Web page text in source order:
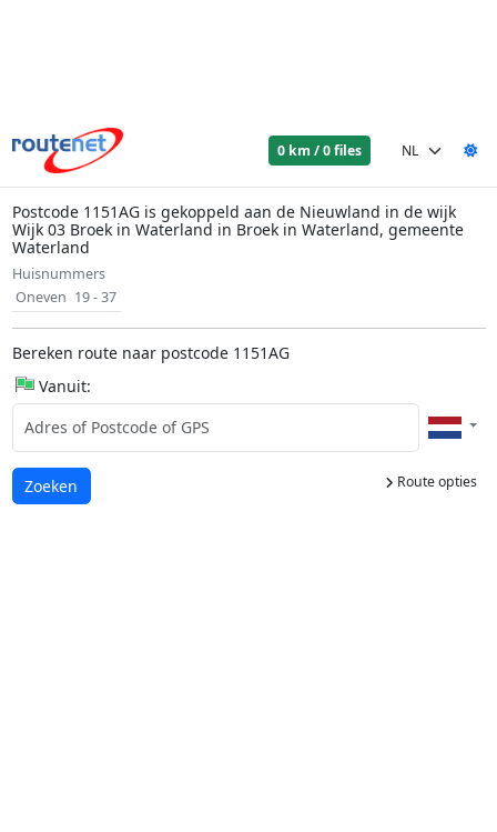
0 km / 0 files
Postcode 1151AG is gekoppeld aan de Nieuwland in de wijk
Wijk 03 Broek in Waterland in Broek in Waterland, gemeente
Waterland
Huisnummers
Oneven 19 - 37
Bereken route naar postcode 1151AG
Vanuit:
Route opties
Laden...
Zoeken